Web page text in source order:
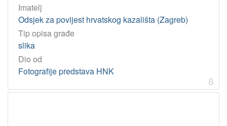
Imatelj
Odsjek za povijest hrvatskog kazališta (Zagreb)
Tip opisa građe
slika
Dio od
Fotografije predstava HNK
8